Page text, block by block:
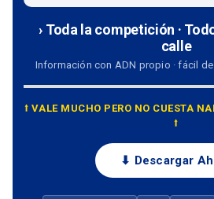
› Toda la competición ·
calle
Información con ADN propio · fácil
⭡ VALE MUCHO PERO NO CUESTA
⭡
⬇ Descargar